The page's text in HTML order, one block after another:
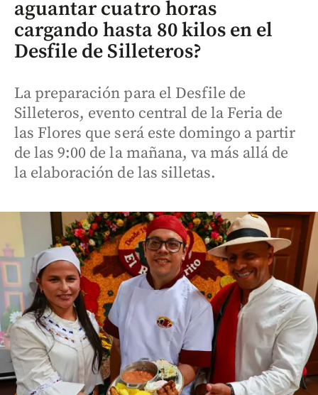
aguantar cuatro horas
cargando hasta 80 kilos en el
Desfile de Silleteros?
La preparación para el Desfile de
Silleteros, evento central de la Feria de
las Flores que será este domingo a partir
de las 9:00 de la mañana, va más allá de
la elaboración de las silletas.